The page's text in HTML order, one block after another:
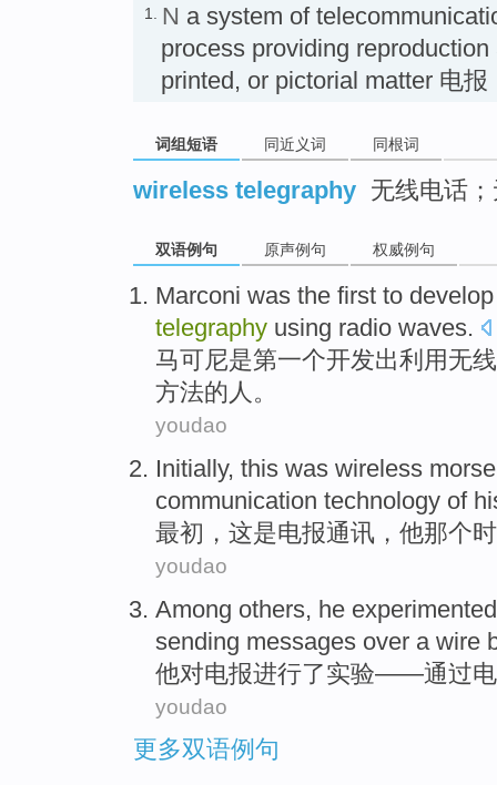
1. N a system of
process providing
printed, or pictorial matter 电
词组短语 同近义词 同根词
wireless telegraphy 无线电话
双语例句 原声例句 权威例句
Marconi was the first to develop
telegraphy using radio waves.
马可尼是第一个开发出利用 无线
方法的人。
youdao
Initially, this was wireless
communication technology of
最初 ， 这是电报通讯， 他那个
youdao
Among others, he experimented
sending messages over a wire
他对电报进行了实验——通过
youdao
更多双语例句